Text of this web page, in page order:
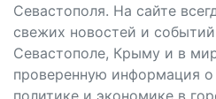
Севастополя. На сайте
свежих новостей и
Севастополе, Крыму и в
проверенную информация